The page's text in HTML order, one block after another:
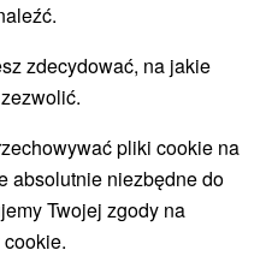
NAJDROŻSZE
zdecydować, na jakie
pliki cookie na
absolutnie niezbędne do
Twojej zgody na